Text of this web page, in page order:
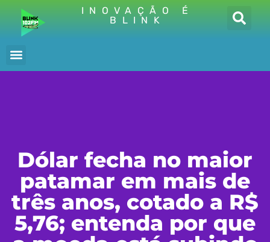
INOVAÇÃO É
BLINK
Dólar fecha no maior
patamar em mais de
três anos, cotado a R$
5,76; entenda por que